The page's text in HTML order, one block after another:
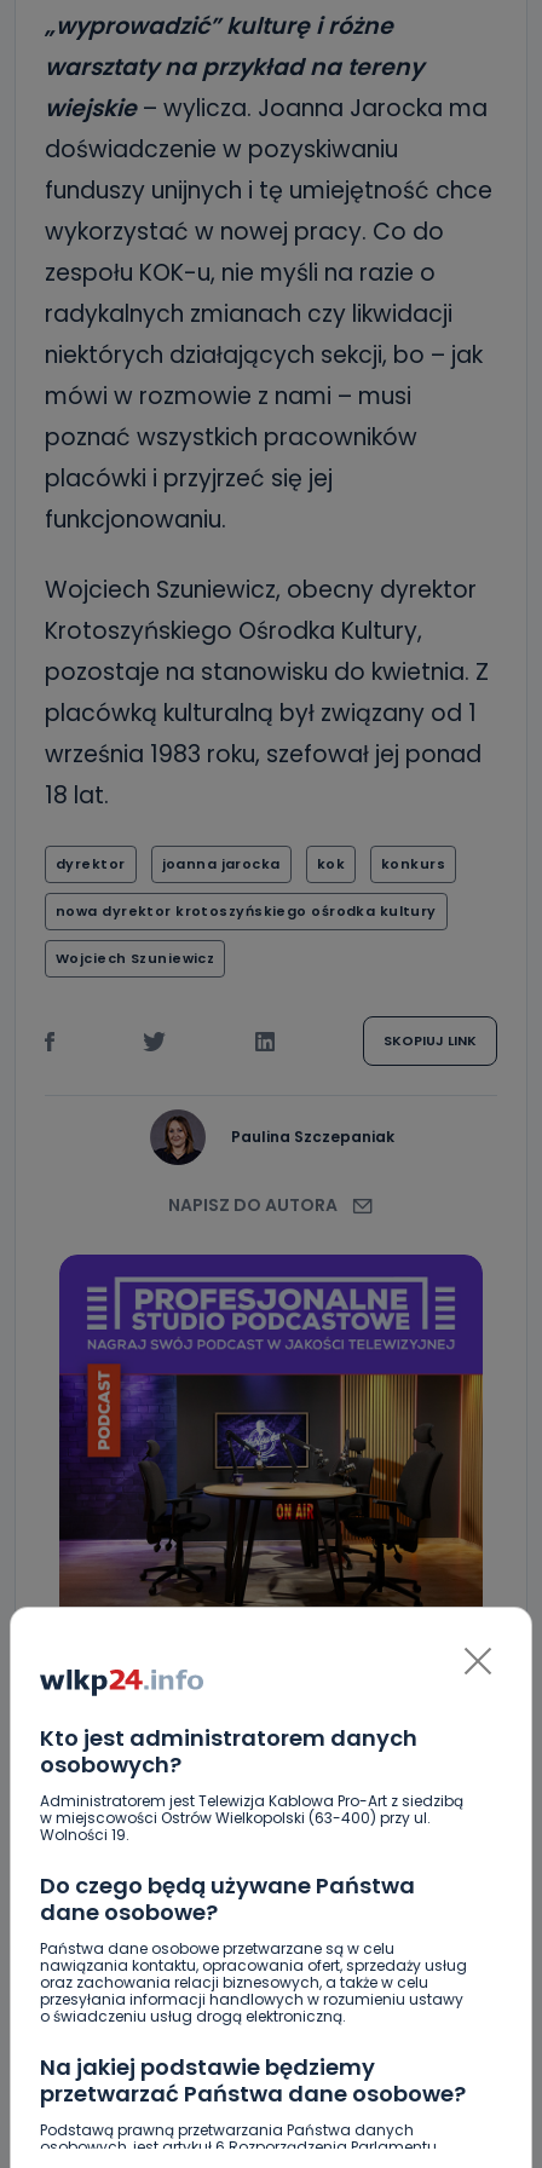
Kto jest administratorem danych
osobowych?
Administratorem jest Telewizja Kablowa Pro-Art z siedzibą
w miejscowości Ostrów Wielkopolski (63-400) przy ul.
Wolności 19.
Do czego będą używane Państwa
dane osobowe?
Państwa dane osobowe przetwarzane są w celu
nawiązania kontaktu, opracowania ofert, sprzedaży usług
oraz zachowania relacji biznesowych, a także w celu
przesyłania informacji handlowych w rozumieniu ustawy
o świadczeniu usług drogą elektroniczną.
Na jakiej podstawie będziemy
przetwarzać Państwa dane osobowe?
Podstawą prawną przetwarzania Państwa danych
osobowych, jest artykuł 6 Rozporządzenia Parlamentu
„wyprowadzić” kulturę i różne
warsztaty na przykład na tereny
wiejskie– wylicza. Joanna Jarocka ma
doświadczenie w pozyskiwaniu
funduszy unijnych i tę umiejętność chce
wykorzystać w nowej pracy. Co do
zespołu KOK-u, nie myśli na razie o
radykalnych zmianach czy likwidacji
niektórych działających sekcji, bo – jak
mówi w rozmowie z nami – musi
poznać wszystkich pracowników
placówki i przyjrzeć się jej
funkcjonowaniu.
Wojciech Szuniewicz, obecny dyrektor
Krotoszyńskiego Ośrodka Kultury,
pozostaje na stanowisku do kwietnia. Z
placówką kulturalną był związany od 1
września 1983 roku, szefował jej ponad
18 lat.
dyrektor joanna jarocka kok konkurs
nowa dyrektor krotoszyńskiego ośrodka kultury
Wojciech Szuniewicz
SKOPIUJ LINK
Paulina Szczepaniak
NAPISZ DO AUTORA
ZOBACZ TAKŻE
07.08.2026 20:56
Kowalska. „Odyseja…
07.08.2026 19:16
Auto rozbite na drzewie.
Poszkodowani…
07.08.2026 18:41
Nastolatek w szpitalu po